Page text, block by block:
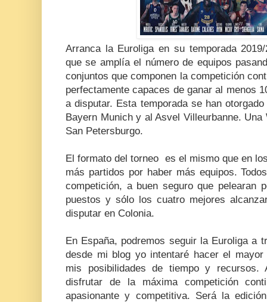
Arranca la Euroliga en su temporada
que se amplía el número de equipos
conjuntos que componen la competición
perfectamente capaces de ganar al menos
a disputar. Esta temporada se han
Bayern Munich y al Asvel Villeurbanne.
San Petersburgo.
El formato del torneo es el mismo que en
más partidos por haber más equipos.
competición, a buen seguro que pelearan
puestos y sólo los cuatro mejores
disputar en Colonia.
En España, podremos seguir la Euroliga a
desde mi blog yo intentaré hacer el
mis posibilidades de tiempo y
disfrutar de la máxima competición
apasionante y competitiva. Será la